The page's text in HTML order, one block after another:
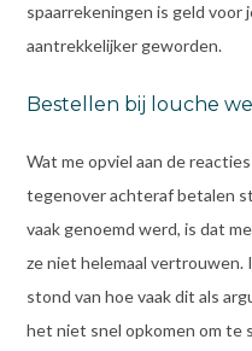
spaarrekeningen is geld
aantrekkelijker geworden.
Bestellen bij louche
Wat me opviel aan de
tegenover achteraf betalen
vaak genoemd werd, is dat
ze niet helemaal vertrouwen.
stond van hoe vaak dit als
het niet snel opkomen om te